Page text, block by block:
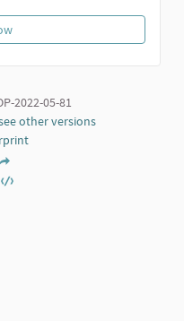
Scuola all'aperto
2022-05-81
other versions